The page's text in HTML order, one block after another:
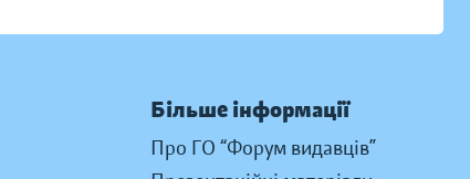
Більше інформації
Про ГО “Форум видавців”